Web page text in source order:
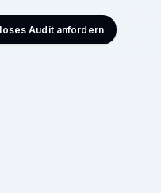
Audit anfordern